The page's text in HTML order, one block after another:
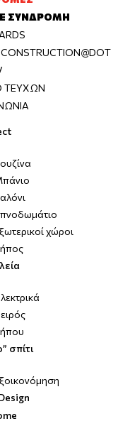
ΣΥΝΔΡΟΜΉ
ΤΕΥΧΏΝ
χώροι
σπίτι